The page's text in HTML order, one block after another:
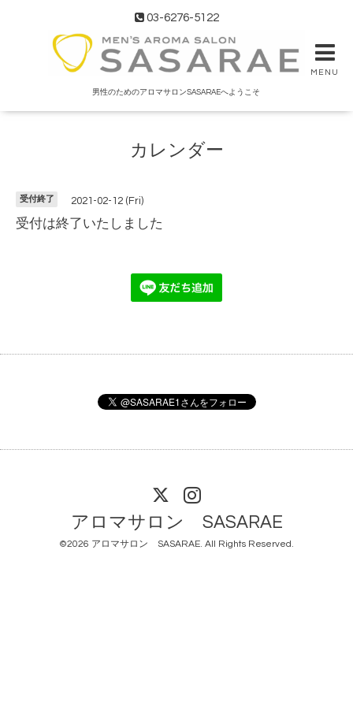
03-6276-5122
MENU
男性のためのアロマサロンSASARAEへようこそ
カレンダー
受付終了 2021-02-12 (Fri)
受付は終了いたしました
アロマサロン SASARAE
©2026 アロマサロン SASARAE. All Rights Reserved.